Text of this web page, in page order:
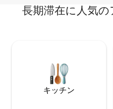
長期滞在に人気
キッチン